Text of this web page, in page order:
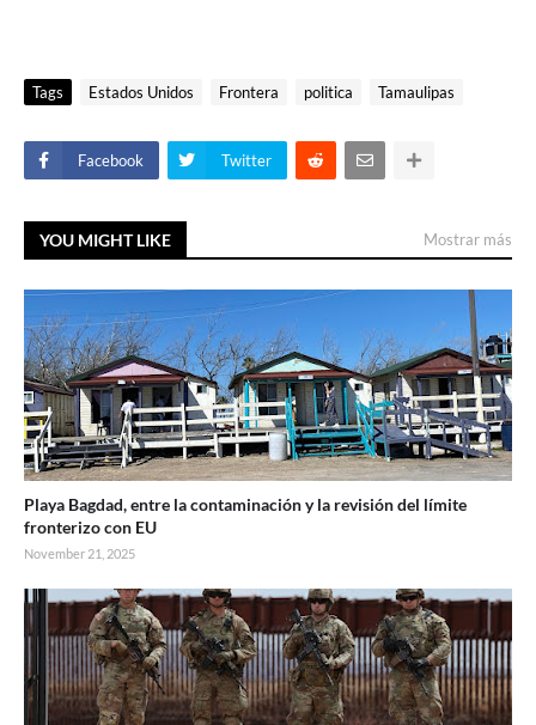
Tags Estados Unidos Frontera politica Tamaulipas
Facebook Twitter
YOU MIGHT LIKE Mostrar más
Playa Bagdad, entre la contaminación y la revisión del límite
fronterizo con EU
November 21, 2025